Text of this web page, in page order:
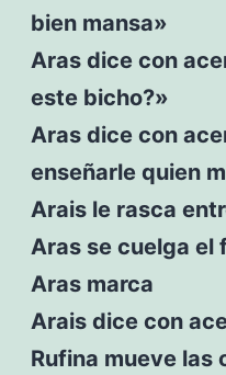
bien mansa»
Aras dice con
este bicho?»
Aras dice con
enseñarle quien
Arais le rasca
Aras se cuelga el
Aras marca
Arais dice con
Rufina mueve las